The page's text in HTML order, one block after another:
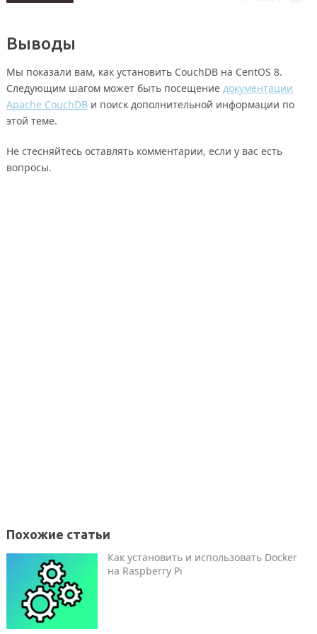
Выводы
Мы показали вам, как установить CouchDB на CentOS 8.
Следующим шагом может быть посещение документации
Apache CouchDBи поиск дополнительной информации по
этой теме.
Не стесняйтесь оставлять комментарии, если у вас есть
вопросы.
Похожие статьи
Как установить и использовать Docker
на Raspberry Pi